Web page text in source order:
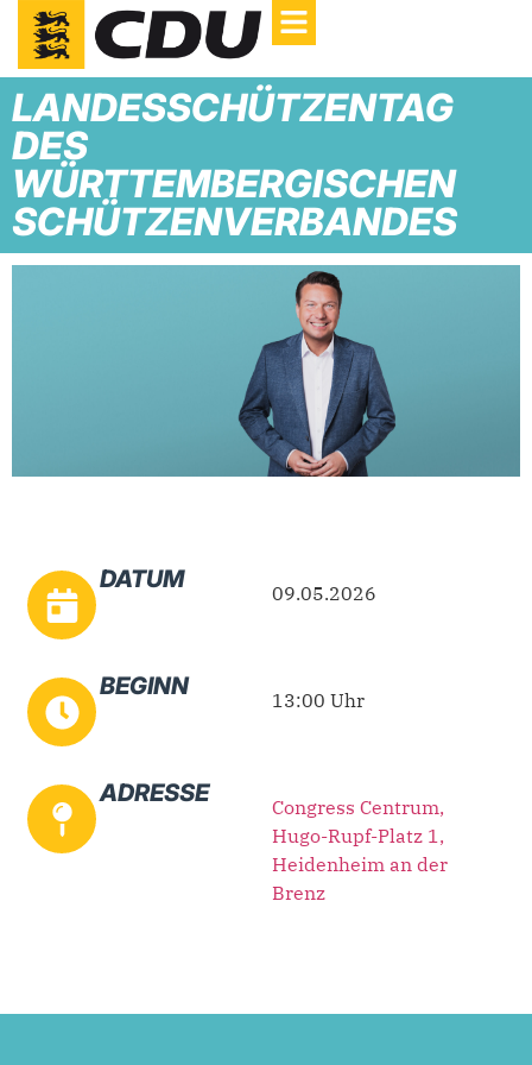
LANDESSCHÜTZENTAG
DES
WÜRTTEMBERGISCHEN
SCHÜTZENVERBANDES
DATUM 09.05.2026
BEGINN 13:00 Uhr
ADRESSE
Congress Centrum,
Hugo-Rupf-Platz 1,
Heidenheim an der
Brenz